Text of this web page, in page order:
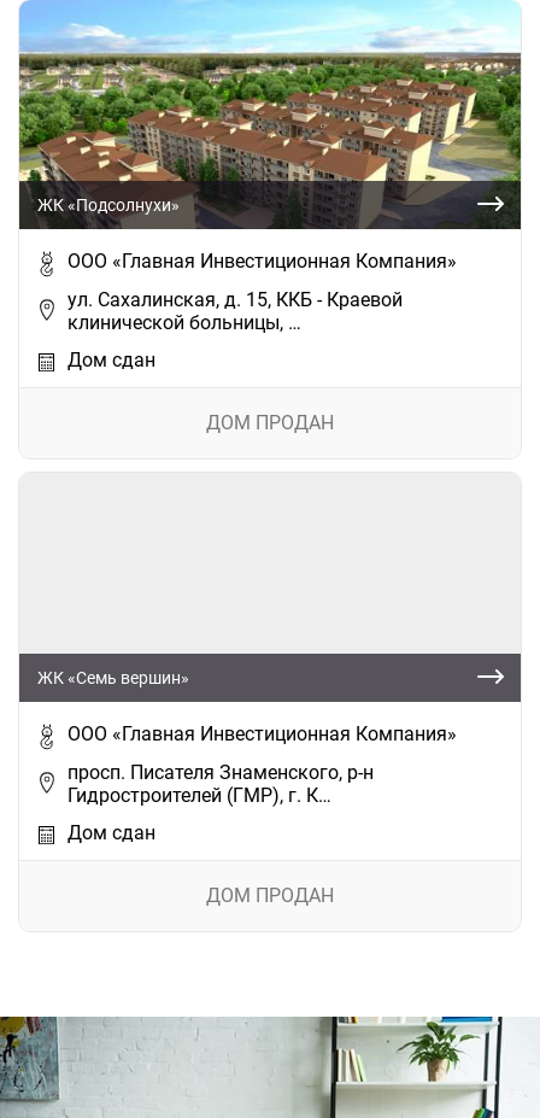
ЖК «Подсолнухи»
ООО «Главная Инвестиционная Компания»
ул. Сахалинская, д. 15, ККБ - Краевой
клинической больницы, …
Дом сдан
ДОМ ПРОДАН
ЖК «Семь вершин»
ООО «Главная Инвестиционная Компания»
просп. Писателя Знаменского, р-н
Гидростроителей (ГМР), г. К…
Дом сдан
ДОМ ПРОДАН